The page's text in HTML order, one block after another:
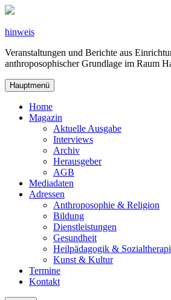
Zum
springen
hinweis
Veranstaltungen und Berichte aus
anthroposophischer Grundlage im Raum
Hauptmenü
Home
Magazin
Aktuelle Ausgabe
Interviews
Archiv
Herausgeber
AGB
Mediadaten
Adressen
Anthroposophie & Religion
Bildung
Dienstleistungen
Gesundheit
Heilpädagogik &
Kunst & Kultur
Termine
Kontakt